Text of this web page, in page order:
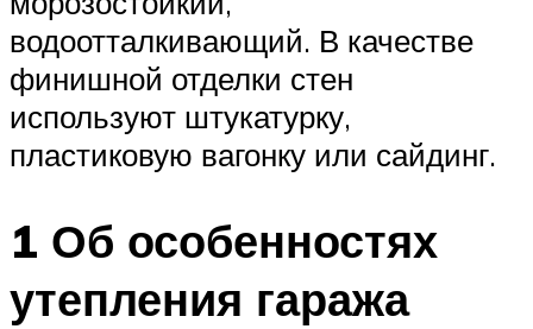
водоотталкивающий. В качестве
финишной отделки стен
используют штукатурку,
пластиковую вагонку или сайдинг.
1 Об особенностях
утепления гаража